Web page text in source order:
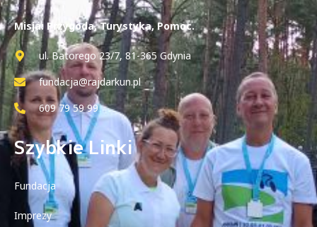
Misja: Przygoda, Turystyka, Pomoc.
ul. Batorego 23/7, 81-365 Gdynia
fundacja@rajdarkun.pl
609 79 59 99
Szybkie Linki
Fundacja
Imprezy